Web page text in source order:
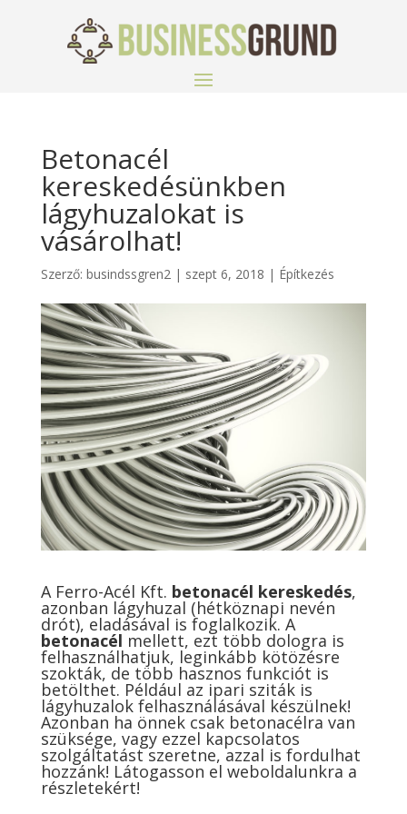
Betonacél
kereskedésünkben
lágyhuzalokat is
vásárolhat!
Szerző: busindssgren2| szept 6, 2018 | Építkezés
A Ferro-Acél Kft. betonacél kereskedés,
azonban lágyhuzal (hétköznapi nevén
drót), eladásával is foglalkozik. A
betonacél mellett, ezt több dologra is
felhasználhatjuk, leginkább kötözésre
szokták, de több hasznos funkciót is
betölthet. Például az ipari sziták is
lágyhuzalok felhasználásával készülnek!
Azonban ha önnek csak betonacélra van
szüksége, vagy ezzel kapcsolatos
szolgáltatást szeretne, azzal is fordulhat
hozzánk! Látogasson el weboldalunkra a
részletekért!